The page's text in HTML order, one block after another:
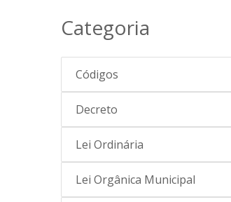
Categoria
Códigos
Decreto
Lei Ordinária
Lei Orgânica Municipal